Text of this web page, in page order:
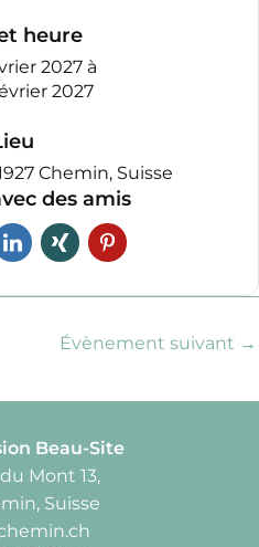
heure
2027 à
2027
Chemin, Suisse
des amis
Évènement suivant →
Beau-Site
Mont 13,
Suisse